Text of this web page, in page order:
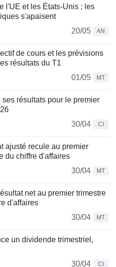
l'UE et les États-Unis ; les
s'apaisent
20/05
AN
de cours et les prévisions
résultats du T1
01/05
MT
résultats pour le premier
30/04
CI
ajusté recule au premier
du chiffre d'affaires
30/04
MT
net au premier trimestre
d'affaires
30/04
MT
un dividende trimestriel,
30/04
CI